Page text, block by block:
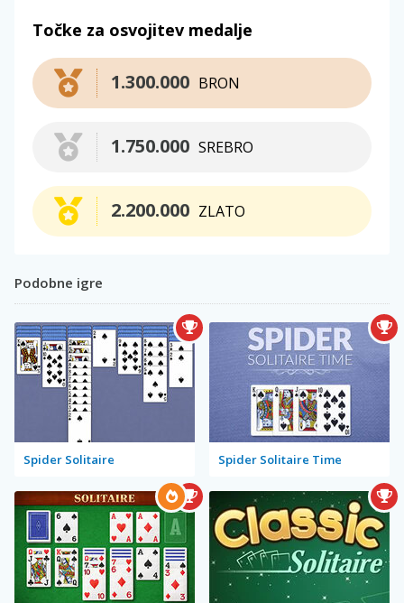
Točke za osvojitev medalje
BRON
1.300.000
SREBRO
1.750.000
ZLATO
2.200.000
Podobne igre
Spider Solitaire Spider Solitaire Time